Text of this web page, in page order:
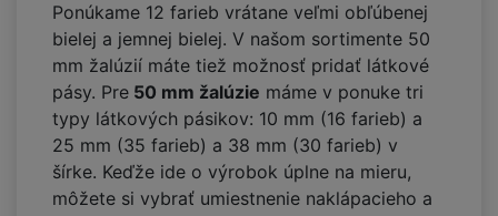
Ponúkame 12 farieb vrátane veľmi obľúbenej
bielej a jemnej bielej. V našom sortimente 50
mm žalúzií máte tiež možnosť pridať látkové
pásy. Pre 50 mm žalúzie máme v ponuke tri
typy látkových pásikov: 10 mm (16 farieb) a
25 mm (35 farieb) a 38 mm (30 farieb) v
šírke. Keďže ide o výrobok úplne na mieru,
môžete si vybrať umiestnenie naklápacieho a